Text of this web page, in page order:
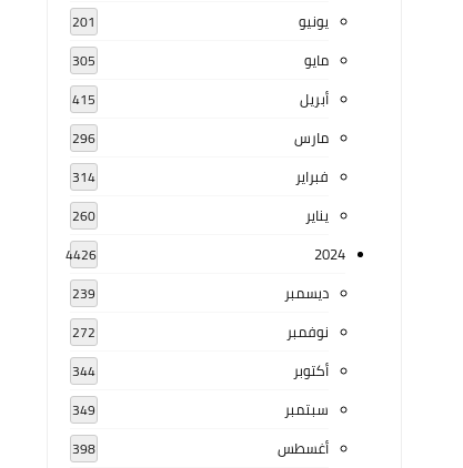
يونيو 201
مايو 305
أبريل 415
مارس 296
فبراير 314
يناير 260
2024
4426
ديسمبر 239
نوفمبر 272
أكتوبر 344
سبتمبر 349
أغسطس 398